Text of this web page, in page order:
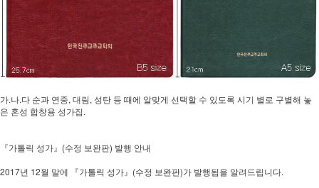
가.나.다 순과 연중, 대림, 성탄 등 때에 알맞게 선택할 수 있도록 시기 별로 구별해 놓
은 혼성 합창용 성가집.​
『가톨릭 성가』(수정 보완판) 발행 안내
2017년 12월 말에 『가톨릭 성가』(수정 보완판)가 발행됨을 알려드립니다.